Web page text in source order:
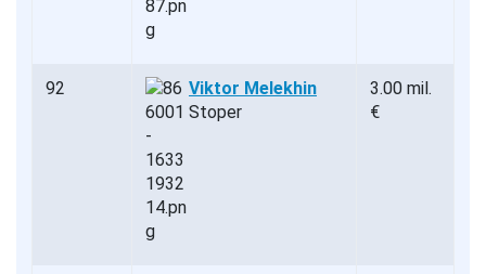
92
Viktor Melekhin
Stoper
3.00 mil.
€